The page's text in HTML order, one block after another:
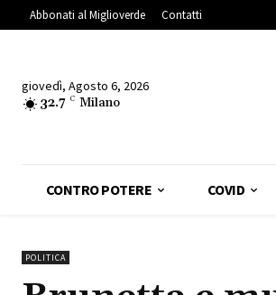
Abbonati al Miglioverde Contatti
giovedì, Agosto 6, 2026
32.7 C Milano
CONTRO POTERE COVID
POLITICA